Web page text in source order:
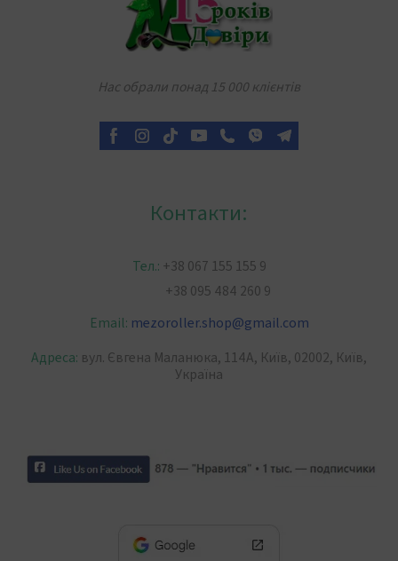
Нас обрали понад 15 000 клієнтів
Контакти:
Тел.: +38 067 155 155 9
+38 095 484 260 9
Email: mezoroller.shop@gmail.com
Адреса: вул. Євгена Маланюка, 114А, Київ, 02002, Київ,
Україна